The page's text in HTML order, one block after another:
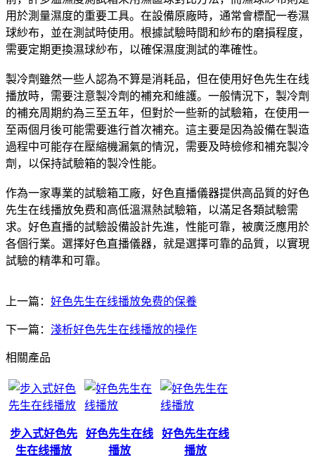
用於測量濕度的重要工具。在設備原廠時，通常會標配一卷濕
球紗布，並在測試時使用。根據試驗時間和紗布的磨損程度，
需要定期更換濕球紗布，以確保濕度測試的準確性。
製冷劑雖然一些人認為不算是消耗品，但在使用好色先生在线
播放時，需要注意製冷劑的補充和維護。一般情況下，製冷劑
的補充周期約為三至五年，但對於一些新的試驗箱，在使用一
至兩個月後可能需要進行首次補充。這主要是因為設備在製造
過程中可能存在壓縮機漏氣的情況，需要及時檢修和補充製冷
劑，以保持試驗箱的製冷性能。
作為一家專業的試驗箱工廠，好色直播儀器提供高品質的好色
先生在线播放免费和高低溫濕熱試驗箱，以滿足各類試驗需
求。好色直播的試驗設備設計先進，性能可靠，被廣泛應用於
各個行業。選擇好色直播儀器，就是選擇可靠的品質，以實現
試驗的精準和可靠。
上一篇： 好色先生在线播放免费的保養
下一篇： 淺析好色先生在线播放的操作
相關產品
步入式好色先
生在线播放
好色先生在线
播放
好色先生在线
播放